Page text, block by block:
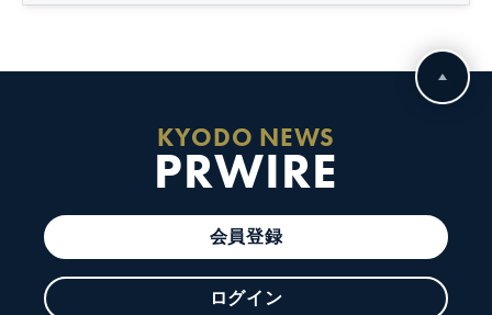
KYODO NEWS
PRWIRE
会員登録
ログイン